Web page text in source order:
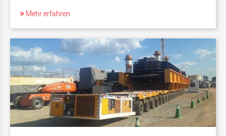
Mehr erfahren